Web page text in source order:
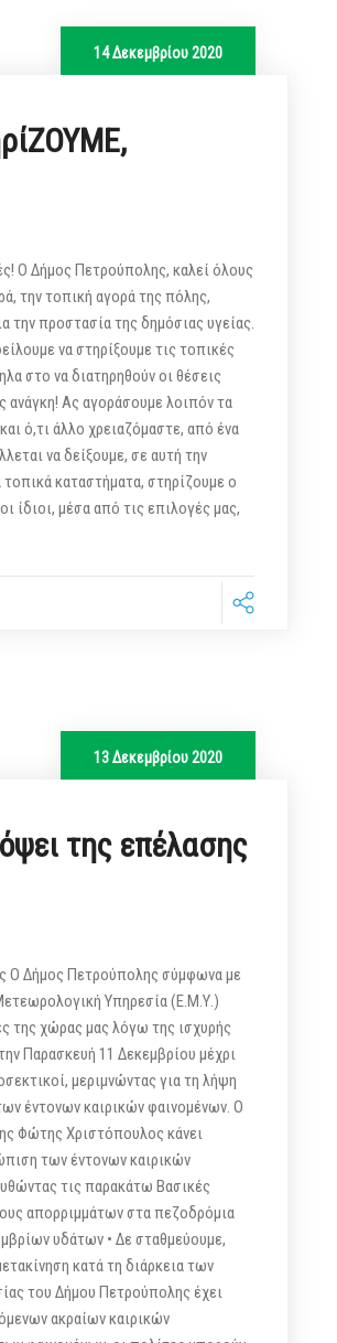
14 Δεκεμβρίου 2020
Ο Δήμος Πετρούπολης, καλεί όλους
την τοπική αγορά της πόλης,
την προστασία της δημόσιας υγείας.
να στηρίξουμε τις τοπικές
στο να διατηρηθούν οι θέσεις
ανάγκη! Ας αγοράσουμε λοιπόν τα
ό,τι άλλο χρειαζόμαστε, από ένα
να δείξουμε, σε αυτή την
καταστήματα, στηρίζουμε ο
ίδιοι, μέσα από τις επιλογές μας,
13 Δεκεμβρίου 2020
της επέλασης
Ο Δήμος Πετρούπολης σύμφωνα με
Υπηρεσία (Ε.Μ.Υ.)
της χώρας μας λόγω της ισχυρής
Παρασκευή 11 Δεκεμβρίου μέχρι
μεριμνώντας για τη λήψη
έντονων καιρικών φαινομένων. Ο
Φώτης Χριστόπουλος κάνει
των έντονων καιρικών
τις παρακάτω Βασικές
απορριμμάτων στα πεζοδρόμια
υδάτων • Δε σταθμεύουμε,
κατά τη διάρκεια των
του Δήμου Πετρούπολης έχει
ακραίων καιρικών